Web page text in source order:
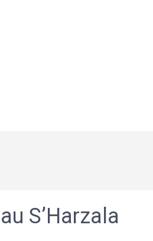
S’Harzala